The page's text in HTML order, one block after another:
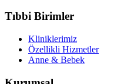
Tıbbi Birimler
Kliniklerimiz
Özellikli Hizmetler
Anne & Bebek